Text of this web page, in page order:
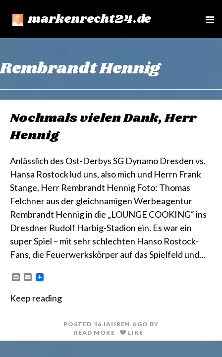
markenrecht24.de
e
Rembrandt Hennig
Nochmals vielen Dank, Herr
Hennig
Anlässlich des Ost-Derbys SG Dynamo Dresden vs.
Hansa Rostock lud uns, also mich und Herrn Frank
Stange, Herr Rembrandt Hennig Foto: Thomas
Felchner aus der gleichnamigen Werbeagentur
Rembrandt Hennig in die „LOUNGE COOKING“ ins
Dresdner Rudolf Harbig-Stadion ein. Es war ein
super Spiel – mit sehr schlechten Hanso Rostock-
Fans, die Feuerwerkskörper auf das Spielfeld und…
n
E
i
Keep reading
POSTED 16 JAHREN AGO BY
READ MORE
LIKE